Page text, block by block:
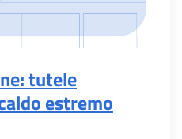
tutele
estremo